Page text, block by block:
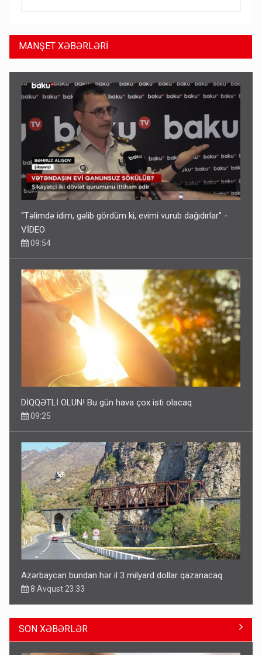
MANŞET XƏBƏRLƏRİ
“Təlimdə idim, gəlib gördüm ki, evimi vurub dağıdırlar” -
VİDEO
09:54
DİQQƏTLİ OLUN! Bu gün hava çox isti olacaq
09:25
Azərbaycan bundan hər il 3 milyard dollar qazanacaq
8 Avqust 23:33
SON XƏBƏRLƏR